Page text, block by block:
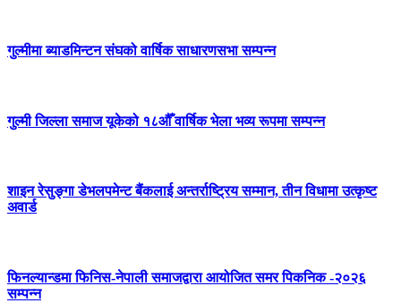
गुल्मीमा ब्याडमिन्टन संघको वार्षिक साधारणसभा सम्पन्न
गुल्मी जिल्ला समाज यूकेको १८औँ वार्षिक भेला भव्य रूपमा सम्पन्न
शाइन रेसुङ्गा डेभलपमेन्ट बैंकलाई अन्तर्राष्ट्रिय सम्मान, तीन विधामा उत्कृष्ट
अवार्ड
फिनल्यान्डमा फिनिस-नेपाली समाजद्वारा आयोजित समर पिकनिक -२०२६
सम्पन्न